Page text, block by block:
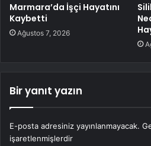
Marmara’da İşçi Hayatını
Kaybetti
Ağustos 7, 2026
Bir yanıt yazın
E-posta adresiniz yayınlanmayacak.
işaretlenmişlerdir